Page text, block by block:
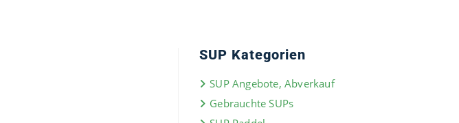
SUP Kategorien
SUP Angebote, Abverkauf
Gebrauchte SUPs